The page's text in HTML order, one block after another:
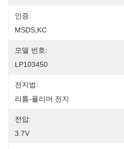
인증:
MSDS,KC
모델 번호:
LP103450
전지법:
리튬-폴리머 전지
전압:
3.7V